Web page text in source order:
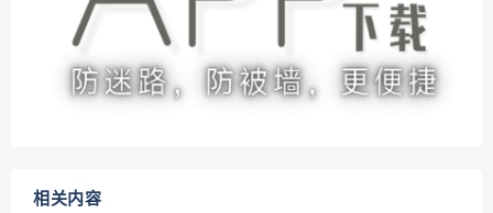
相关内容